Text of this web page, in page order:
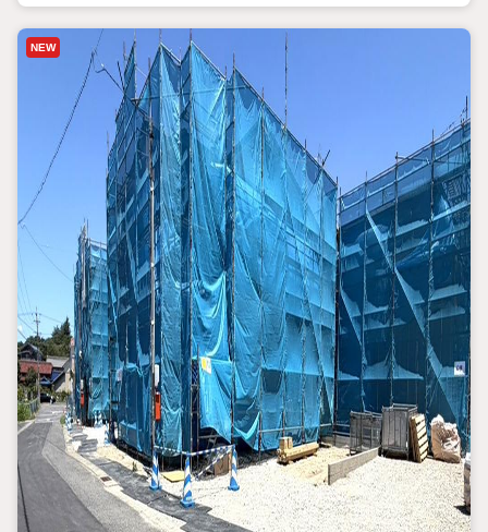
友人に対するときと同じ気持ちで接客させていただいています。
お客様ひとりひとりが理想の住宅と出会い、住宅ローンやその他
のサービスの内容にもご満足いただき、ご納得されるまで、お付
き合いをさせていただきます。私たちが携わる不動産ビジネスで
は安全で安心な取引を実現することはプロとしての使命です。営
業スタッフを管理職が常にサポートする体制で、ダブルチェック
はもちろん何度も報告と確認を繰り返し、取引の安全性を追求し
ています。ご覧いただきありがとうございます！
NEW